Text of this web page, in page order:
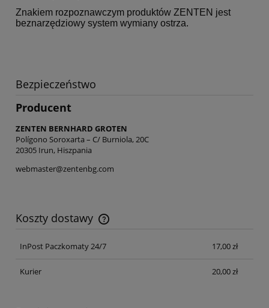
Znakiem rozpoznawczym produktów ZENTEN jest
beznarzędziowy system wymiany ostrza.
Bezpieczeństwo
Producent
ZENTEN BERNHARD GROTEN
Polígono Soroxarta – C/ Burniola, 20C
20305 Irun, Hiszpania
webmaster@zentenbg.com
Koszty dostawy
Cena nie zawiera ewentualnych kosztów płatności
InPost Paczkomaty 24/7
17,00 zł
Kurier 20,00 zł